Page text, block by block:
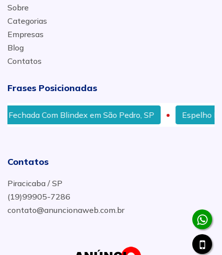
Sobre
Categorias
Empresas
Blog
Contatos
Frases Posicionadas
em São Pedro, SP Espelho Para Camarim em
Contatos
Piracicaba / SP
(19)99905-7286
contato@anuncionaweb.com.br